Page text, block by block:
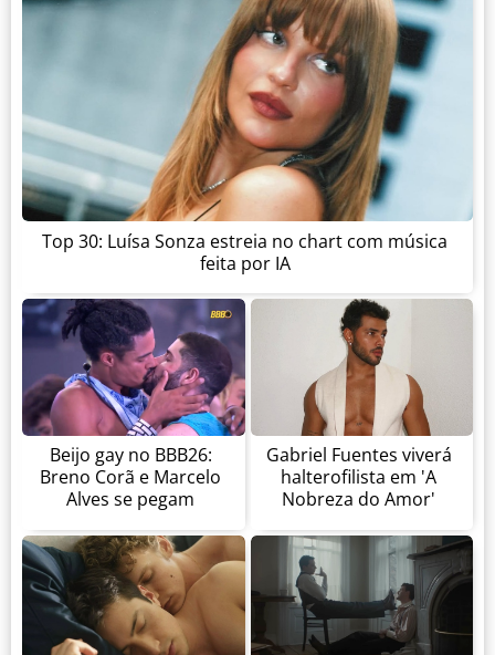
Top 30: Luísa Sonza estreia no chart com música
feita por IA
Beijo gay no BBB26:
Breno Corã e Marcelo
Alves se pegam
Gabriel Fuentes viverá
halterofilista em 'A
Nobreza do Amor'